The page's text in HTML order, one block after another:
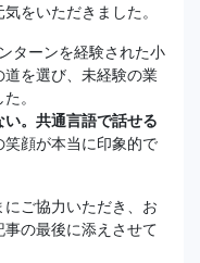
をいただきました。
ターンを経験された小
を選び、未経験の業
。
い。共通言語で話せる
笑顔が本当に印象的で
ご協力いただき、お
の最後に添えさせて